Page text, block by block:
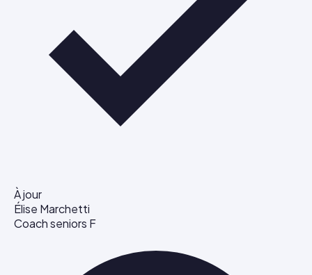
À jour
Élise Marchetti
Coach seniors F